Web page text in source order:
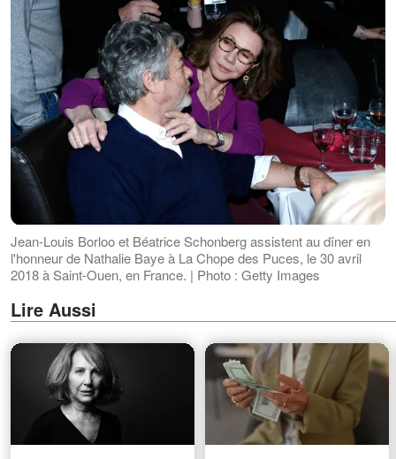
Jean-Louis Borloo et Béatrice Schonberg assistent au dîner en
l'honneur de Nathalie Baye à La Chope des Puces, le 30 avril
2018 à Saint-Ouen, en France. | Photo : Getty Images
Lire Aussi